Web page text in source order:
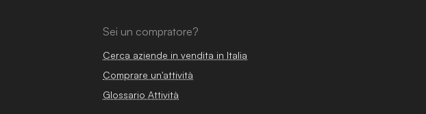
Sei un compratore?
Cerca aziende in vendita in Italia
Comprare un'attività
Glossario Attività